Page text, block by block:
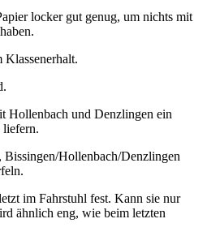
locker gut genug, um nichts mit
Klassenerhalt.
Hollenbach und Denzlingen ein
Bissingen/Hollenbach/Denzlingen
im Fahrstuhl fest. Kann sie nur
ähnlich eng, wie beim letzten